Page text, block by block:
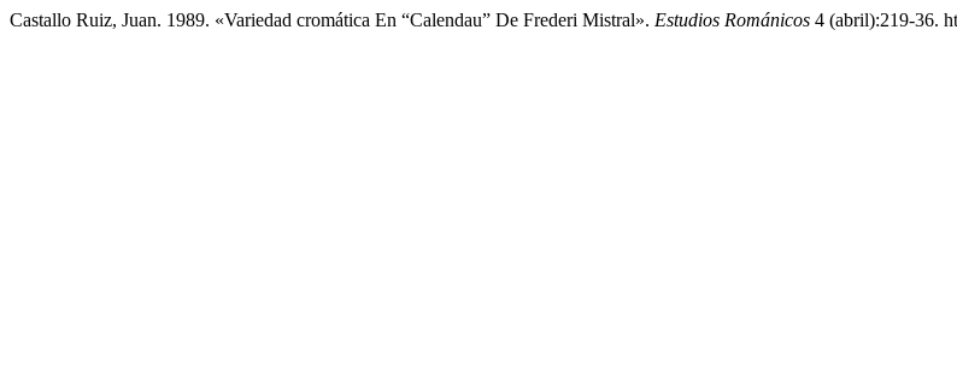
Castallo Ruiz, Juan. 1989. «Variedad cromática En “Calendau” De Frederi Mistral». Estudios Románicos 4 (abril):219-36.